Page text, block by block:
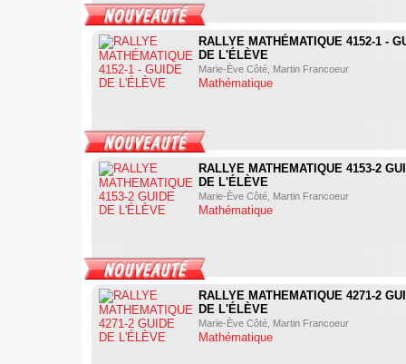
RALLYE MATHÉMATIQUE 4152-1 -
DE L'ÉLÈVE
Marie-Ève Côté, Martin Francoeur
Mathématique
RALLYE MATHEMATIQUE 4153-2
DE L'ÉLÈVE
Marie-Ève Côté, Martin Francoeur
Mathématique
RALLYE MATHEMATIQUE 4271-2
DE L'ÉLÈVE
Marie-Ève Côté, Martin Francoeur
Mathématique